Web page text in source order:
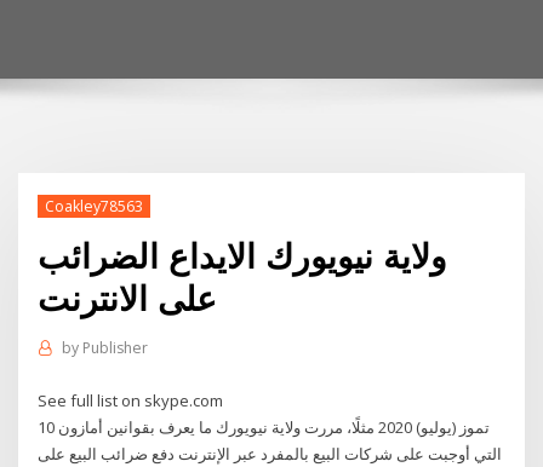
Coakley78563
ولاية نيويورك الايداع الضرائب
على الانترنت
by Publisher
See full list on skype.com
10 تموز (يوليو) 2020 مثلًا، مررت ولاية نيويورك ما يعرف بقوانين أمازون
التي أوجبت على شركات البيع بالمفرد عبر الإنترنت دفع ضرائب البيع على